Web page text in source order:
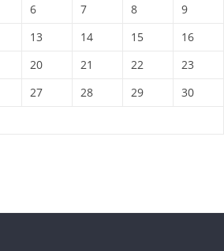
6 7 8
9
13 14 15
16
20 21 22
23
27 28 29
30